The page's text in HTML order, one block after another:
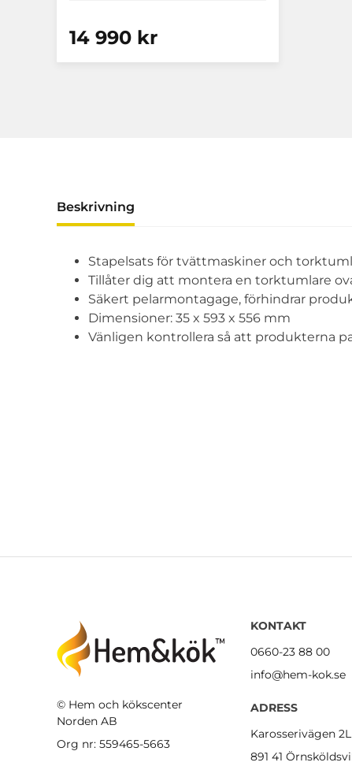
14 990 kr
Beskrivning
Stapelsats för tvättmaskiner och
Tillåter dig att montera en torktumlare
Säkert pelarmontagage, förhindrar
Dimensioner: 35 x 593 x 556 mm
Vänligen kontrollera så att produkterna
© Hem och kökscenter
Norden AB
Org nr: 559465-5663
KONTAKT
0660-23 88 00
info@hem-kok.se
ADRESS
Karosserivägen 2L
891 41